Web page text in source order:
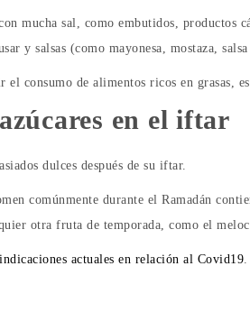
mucha sal, como embutidos, productos
y salsas (como mayonesa, mostaza,
el consumo de alimentos ricos en grasas,
en el iftar
dulces después de su iftar.
comúnmente durante el Ramadán
otra fruta de temporada, como el
indicaciones actuales en relación al Covid19.